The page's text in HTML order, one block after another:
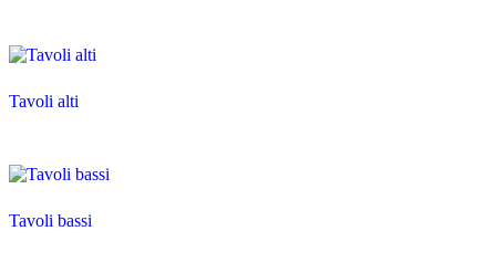
Tavoli alti
Tavoli bassi